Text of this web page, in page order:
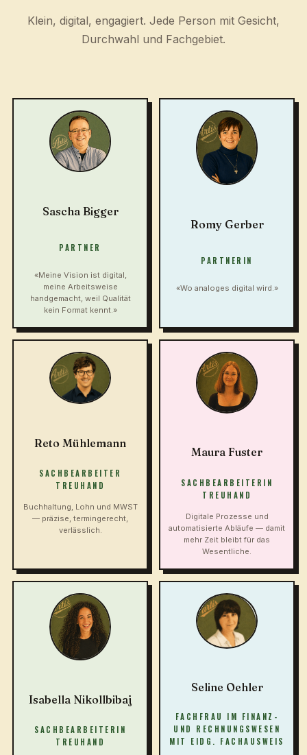
TERMIN VEREINBAREN →
Settlements und Gebühren automatisch
abgeglichen.
TERMIN VEREINBAREN →
Klein, digital, engagiert. Jede Person mit Gesicht,
Durchwahl und Fachgebiet.
Sascha Bigger
PARTNER
«Meine Vision ist digital,
meine Arbeitsweise
handgemacht, weil Qualität
kein Format kennt.»
Romy Gerber
PARTNERIN
«Wo analoges digital wird.»
Reto Mühlemann
SACHBEARBEITER
TREUHAND
Buchhaltung, Lohn und MWST
— präzise, termingerecht,
verlässlich.
Maura Fuster
SACHBEARBEITERIN
TREUHAND
Digitale Prozesse und
automatisierte Abläufe — damit
mehr Zeit bleibt für das
Wesentliche.
Isabella Nikollbibaj
SACHBEARBEITERIN
TREUHAND
Seline Oehler
FACHFRAU IM FINANZ-
UND RECHNUNGSWESEN
MIT EIDG. FACHAUSWEIS